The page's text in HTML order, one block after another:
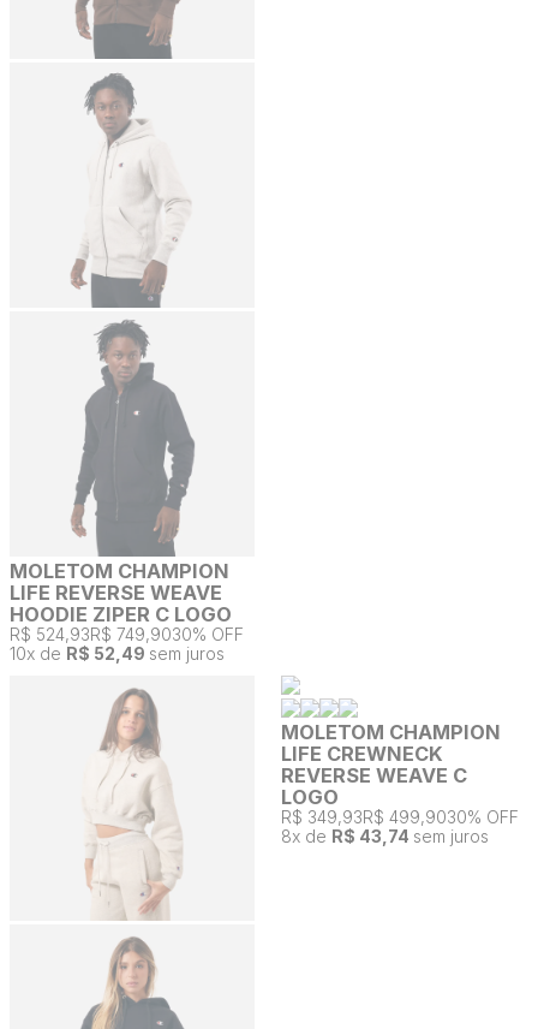
MOLETOM CHAMPION
LIFE REVERSE WEAVE
HOODIE ZIPER C LOGO
R$ 524,93R$ 749,9030% OFF
10x de R$ 52,49 sem juros
MOLETOM CHAMPION
LIFE CREWNECK
REVERSE WEAVE C
LOGO
R$ 349,93R$ 499,9030% OFF
8x de R$ 43,74 sem juros